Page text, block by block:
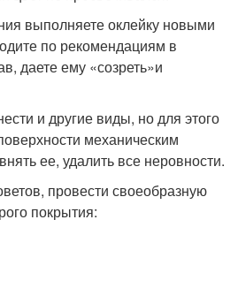
выполняете оклейку новыми
по рекомендациям в
даете ему «созреть»и
и другие виды, но для этого
механическим
ее, удалить все неровности.
провести своеобразную
покрытия: